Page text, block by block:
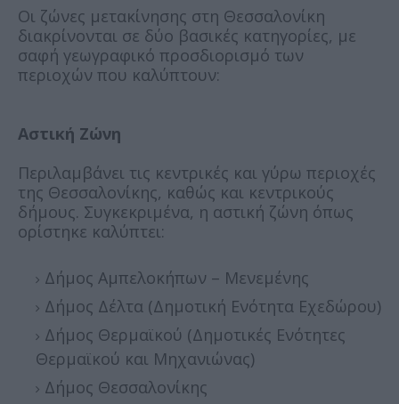
Οι ζώνες μετακίνησης στη Θεσσαλονίκη
διακρίνονται σε δύο βασικές κατηγορίες, με
σαφή γεωγραφικό προσδιορισμό των
περιοχών που καλύπτουν:
Αστική Ζώνη
Περιλαμβάνει τις κεντρικές και γύρω περιοχές
της Θεσσαλονίκης, καθώς και κεντρικούς
δήμους. Συγκεκριμένα, η αστική ζώνη όπως
ορίστηκε καλύπτει:
Δήμος Αμπελοκήπων – Μενεμένης
Δήμος Δέλτα (Δημοτική Ενότητα Εχεδώρου)
Δήμος Θερμαϊκού (Δημοτικές Ενότητες
Θερμαϊκού και Μηχανιώνας)
Δήμος Θεσσαλονίκης